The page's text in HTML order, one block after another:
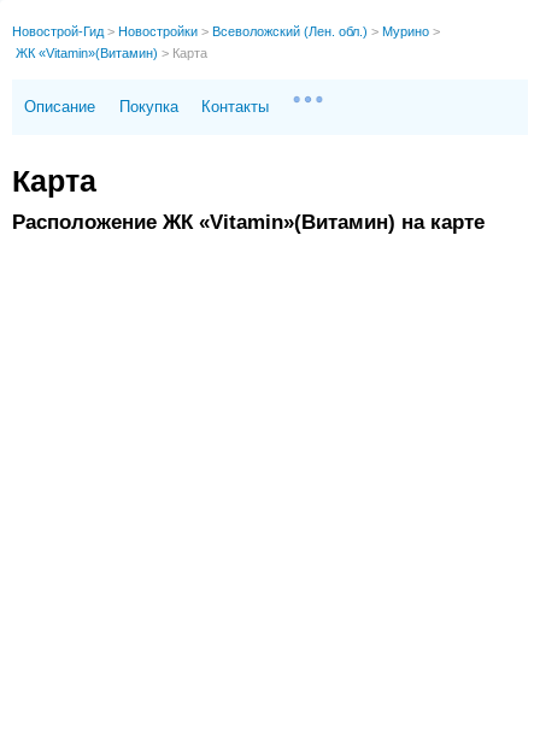
Новострой-Гид > Новостройки > Всеволожский (Лен. обл.) > Мурино >
ЖК «Vitamin»(Витамин) > Карта
Описание Покупка Контакты
Карта
Расположение ЖК «Vitamin»(Витамин) на карте